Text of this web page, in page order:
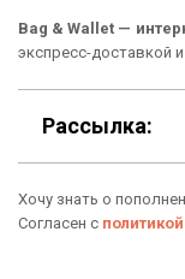
Подарочные
О нас
Отзывы о
Сумки
Новинки
Bag & Wallet —
экспресс-доставкой
Рассылка:
Хочу знать о
Согласен с